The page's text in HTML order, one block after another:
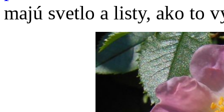
majú svetlo a listy, ako to